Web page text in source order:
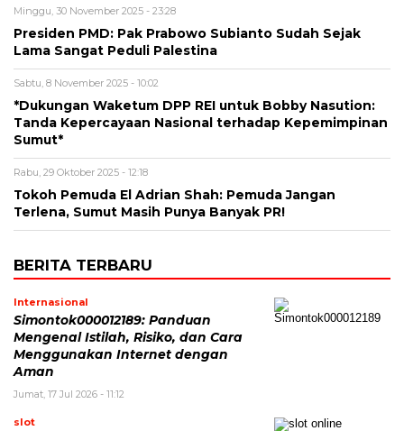
Minggu, 30 November 2025 - 23:28
Presiden PMD: Pak Prabowo Subianto Sudah Sejak
Lama Sangat Peduli Palestina
Sabtu, 8 November 2025 - 10:02
*Dukungan Waketum DPP REI untuk Bobby Nasution:
Tanda Kepercayaan Nasional terhadap Kepemimpinan
Sumut*
Rabu, 29 Oktober 2025 - 12:18
Tokoh Pemuda El Adrian Shah: Pemuda Jangan
Terlena, Sumut Masih Punya Banyak PR!
BERITA TERBARU
Internasional
Simontok000012189: Panduan
Mengenal Istilah, Risiko, dan Cara
Menggunakan Internet dengan
Aman
Jumat, 17 Jul 2026 - 11:12
slot